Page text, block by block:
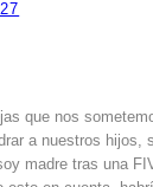
que nos
a nuestros
madre tras una